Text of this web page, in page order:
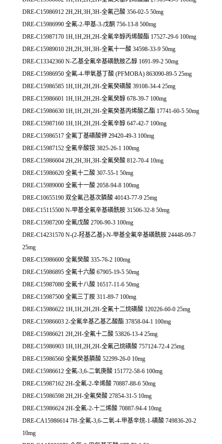
DRE-C15986912 2H,2H,3H,3H-全氟己酸 356-02-5 50mg
DRE-C15986990 全氟-2-甲基-3-戊酮 756-13-8 500mg
DRE-C15987170 1H,1H,2H,2H-全氟辛醇丙烯酸酯 17527-29-6 100mg
DRE-C15989010 2H,2H,3H,3H-全氟十一酸 34598-33-9 50mg
DRE-C13342360 N-乙基全氟辛基磺酰胺乙醇 1691-99-2 50mg
DRE-C15986950 全氟-4-甲氧基丁酸 (PFMOBA) 863090-89-5 25mg
DRE-C15986585 1H,1H,2H,2H-全氟癸磺酸 39108-34-4 25mg
DRE-C15986601 1H,1H,2H,2H-全氟癸醇 678-39-7 100mg
DRE-C15986630 1H,1H,2H,2H-全氟癸基丙烯酸乙酯 17741-60-5 50mg
DRE-C15987160 1H,1H,2H,2H-全氟辛醇 647-42-7 100mg
DRE-C15986517 全氟丁基磺酸钾 29420-49-3 100mg
DRE-C15987152 全氟辛酸铵 3825-26-1 100mg
DRE-C15986604 2H,2H,3H,3H-全氟癸酸 812-70-4 10mg
DRE-C15986620 全氟十二酸 307-55-1 50mg
DRE-C15989000 全氟十一酸 2058-94-8 100mg
DRE-C10655190 双全氟己基次膦酸 40143-77-9 25mg
DRE-C15115500 N-甲基全氟辛基磺酰胺 31506-32-8 50mg
DRE-C15987200 全氟戊酸 2706-90-3 100mg
DRE-C14231570 N-(2-羟基乙基)-N-甲基全氟辛基磺酰胺 24448-09-7
25mg
DRE-C15986600 全氟癸酸 335-76-2 100mg
DRE-C15986895 全氟十六酸 67905-19-5 50mg
DRE-C15987080 全氟十八酸 16517-11-6 50mg
DRE-C15987500 全氟三丁胺 311-89-7 100mg
DRE-C15986622 1H,1H,2H,2H-全氟十二烷磺酸 120226-60-0 25mg
DRE-C15986603 2-全氟辛基乙基乙酸酯 37858-04-1 100mg
DRE-C15986621 2H,2H-全氟十二酸 53826-13-4 25mg
DRE-C15986903 1H,1H,2H,2H-全氟己烷磺酸 757124-72-4 25mg
DRE-C15986560 全氟癸基膦酸 52299-26-0 10mg
DRE-C15986612 全氟-3,6-二氧庚酸 151772-58-6 100mg
DRE-C15987162 2H-全氟-2-辛烯酸 70887-88-6 50mg
DRE-C15986598 2H,2H-全氟癸酸 27854-31-5 10mg
DRE-C15986624 2H-全氟-2-十二烯酸 70887-94-4 10mg
DRE-CA15986614 7H-全氟-3,6-二氧-4-甲基辛烷-1-磺酸 749836-20-2
10mg